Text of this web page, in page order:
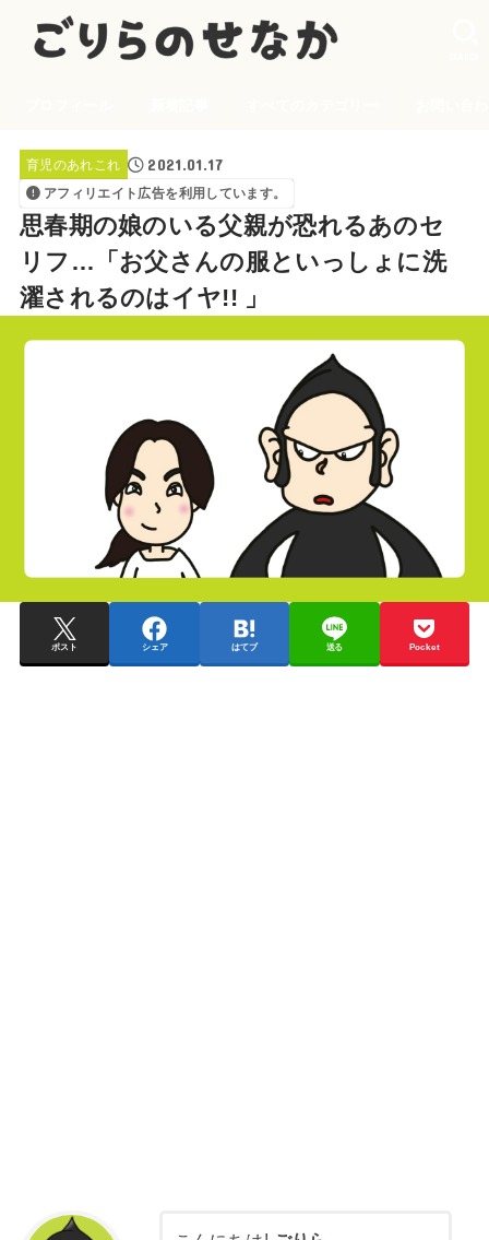
育児のあれこれ 2021.01.17
アフィリエイト広告を利用しています。
思春期の娘のいる父親が恐れるあのセ
リフ…「お父さんの服といっしょに洗
濯されるのはイヤ!! 」
ポスト シェア はてブ 送る Pocket